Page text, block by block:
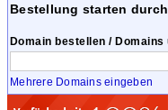
Bestellung starten
Domain bestellen /
Mehrere Domains eingeben